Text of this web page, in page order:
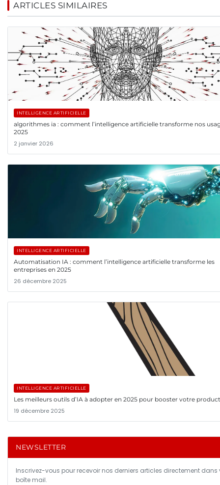
ARTICLES SIMILAIRES
INTELLIGENCE ARTIFICIELLE
algorithmes ia : comment l’intelligence artificielle transforme nos
2025
2 janvier 2026
INTELLIGENCE ARTIFICIELLE
Automatisation IA : comment l’intelligence artificielle transforme les
entreprises en 2025
26 décembre 2025
INTELLIGENCE ARTIFICIELLE
Les meilleurs outils d’IA à adopter en 2025 pour booster votre
19 décembre 2025
NEWSLETTER
Inscrivez-vous pour recevoir nos derniers articles directement dans
boîte mail.